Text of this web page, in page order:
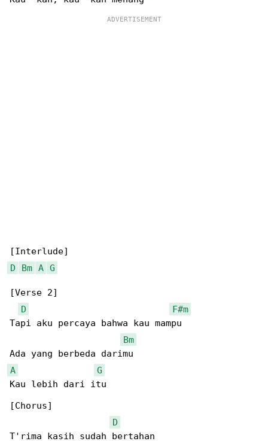
D
Bm A G
[Verse 2]
D
F#m
Tapi aku percaya bahwa kau mampu
Bm
A
G
Kau lebih dari itu
[Chorus]
D
T'rima kasih sudah bertahan